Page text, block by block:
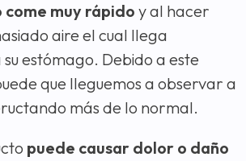
come muy rápido y al hacer
aire el cual llega
estómago. Debido a este
que lleguemos a observar a
más de lo normal.
puede causar dolor o daño